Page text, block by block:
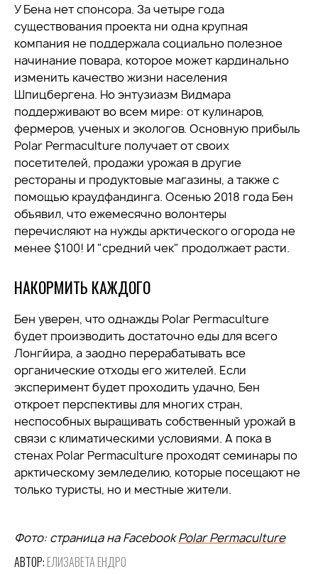
У Бена нет спонсора. За четыре года
существования проекта ни одна крупная
компания не поддержала социально полезное
начинание повара, которое может кардинально
изменить качество жизни населения
Шпицбергена. Но энтузиазм Видмара
поддерживают во всем мире: от кулинаров,
фермеров, ученых и экологов. Основную прибыль
Polar Permaculture получает от своих
посетителей, продажи урожая в другие
рестораны и продуктовые магазины, а также с
помощью краудфандинга. Осенью 2018 года Бен
объявил, что ежемесячно волонтеры
перечисляют на нужды арктического огорода не
менее $100! И "средний чек" продолжает расти.
НАКОРМИТЬ КАЖДОГО
Бен уверен, что однажды Polar Permaculture
будет производить достаточно еды для всего
Лонгйира, а заодно перерабатывать все
органические отходы его жителей. Если
эксперимент будет проходить удачно, Бен
откроет перспективы для многих стран,
неспособных выращивать собственный урожай в
связи с климатическими условиями. А пока в
стенах Polar Permaculture проходят семинары по
арктическому земледелию, которые посещают не
только туристы, но и местные жители.
Фото: страница на FacebookPolar Permaculture
АВТОР: ЕЛИЗАВЕТА ЕНДРО